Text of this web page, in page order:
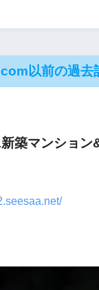
以前の過去
築マンション